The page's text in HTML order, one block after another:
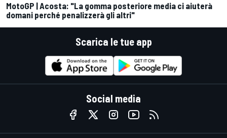
MotoGP | Acosta: "La gomma posteriore media ci aiuterà
domani perché penalizzerà gli altri"
Scarica le tue app
Social media